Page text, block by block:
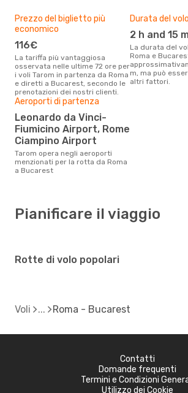
Prezzo del biglietto più
economico
116€
La tariffa più vantaggiosa
osservata nelle ultime 72 ore per
i voli Tarom in partenza da Roma
e diretti a Bucarest, secondo le
prenotazioni dei nostri clienti.
Durata del volo
2 h and 15
La durata del volo Tarom tra
Roma e
m, ma può
altri fattori.
Aeroporti di partenza
Leonardo da Vinci-
Fiumicino Airport, Rome
Ciampino Airport
Tarom opera negli aeroporti
menzionati per la rotta da Roma
a Bucarest
Pianificare il viaggio
Rotte di volo popolari
Voli Roma - Bucarest
Contatti
Domande frequenti
Termini e Condizioni
Utilizzo dei Cookie